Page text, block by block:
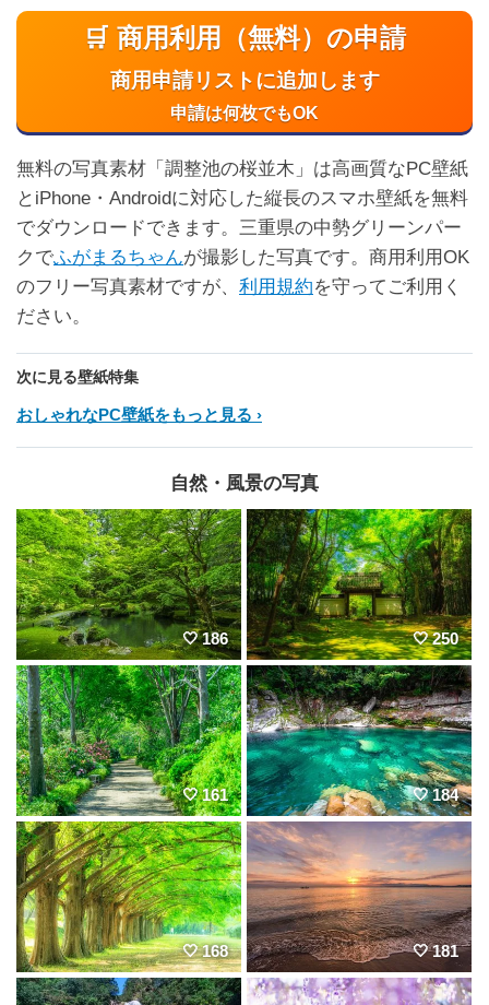
🛒 商用利用（無料）の申請
商用申請リストに追加します
申請は何枚でもOK
無料の写真素材「調整池の桜並木」は高画質なPC壁紙
とiPhone・Androidに対応した縦長のスマホ壁紙を無料
でダウンロードできます。三重県の中勢グリーンパー
クでふがまるちゃんが撮影した写真です。商用利用OK
のフリー写真素材ですが、 利用規約を守ってご利用く
ださい。
次に見る壁紙特集
おしゃれなPC壁紙をもっと見る
自然・風景の写真
186 250
161 184
168 181